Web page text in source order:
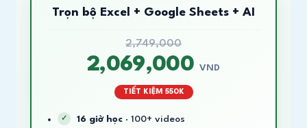
Trọn bộ Excel + Google Sheets + AI
2,749,000
2,069,000 VND
TIẾT KIỆM 550K
16 giờ học· 100+ videos